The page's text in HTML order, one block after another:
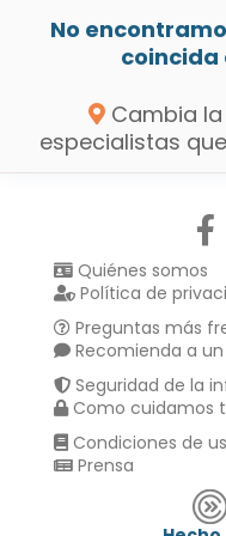
No
coincida
Cambia la
especialistas
Quiénes somos
Política de
Preguntas más
Recomienda a
Seguridad de la
Como cuidamos
Condiciones de
Prensa